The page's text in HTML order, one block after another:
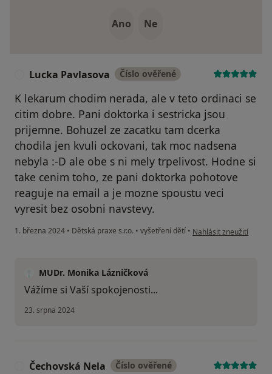
Ano Ne
Lucka Pavlasova Číslo ověřené
K lekarum chodim nerada, ale v teto ordinaci se
citim dobre. Pani doktorka i sestricka jsou
prijemne. Bohuzel ze zacatku tam dcerka
chodila jen kvuli ockovani, tak moc nadsena
nebyla :-D ale obe s ni mely trpelivost. Hodne si
take cenim toho, ze pani doktorka pohotove
reaguje na email a je mozne spoustu veci
vyresit bez osobni navstevy.
1. března 2024 • Dětská praxe s.r.o. • vyšetření dětí • podle názoru uživatele
Nahlásit zneužití
MUDr. Monika Lázničková
Vážíme si Vaší spokojenosti...
23. srpna 2024
Čechovská Nela Číslo ověřené